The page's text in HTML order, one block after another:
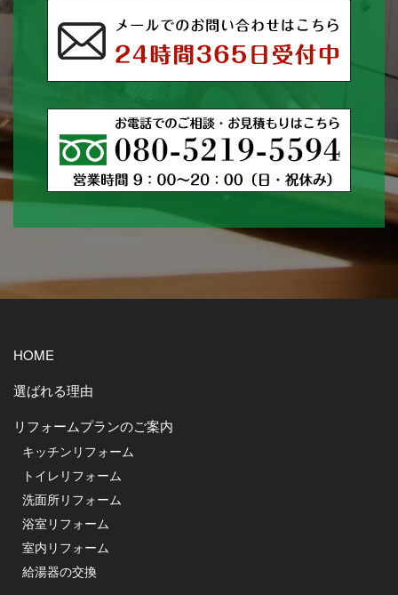
HOME
選ばれる理由
リフォームプランのご案内
キッチンリフォーム
トイレリフォーム
洗面所リフォーム
浴室リフォーム
室内リフォーム
給湯器の交換